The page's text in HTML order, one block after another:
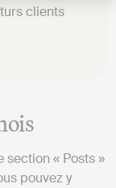
clients
section « Posts »
pouvez y